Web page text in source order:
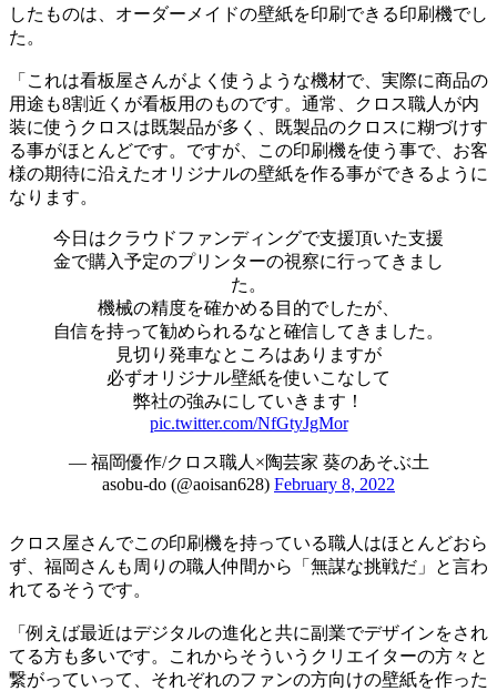
したものは、オーダーメイドの壁紙を印刷できる印刷機でし
た。
「これは看板屋さんがよく使うような機材で、実際に商品の
用途も8割近くが看板用のものです。通常、クロス職人が内
装に使うクロスは既製品が多く、既製品のクロスに糊づけす
る事がほとんどです。ですが、この印刷機を使う事で、お客
様の期待に沿えたオリジナルの壁紙を作る事ができるように
なります。
今日はクラウドファンディングで支援頂いた支援
金で購入予定のプリンターの視察に行ってきまし
た。
機械の精度を確かめる目的でしたが、
自信を持って勧められるなと確信してきました。
見切り発車なところはありますが
必ずオリジナル壁紙を使いこなして
弊社の強みにしていきます！
pic.twitter.com/NfGtyJgMor
— 福岡優作/クロス職人×陶芸家 葵のあそぶ土
asobu-do (@aoisan628) February 8, 2022
クロス屋さんでこの印刷機を持っている職人はほとんどおら
ず、福岡さんも周りの職人仲間から「無謀な挑戦だ」と言わ
れてるそうです。
「例えば最近はデジタルの進化と共に副業でデザインをされ
てる方も多いです。これからそういうクリエイターの方々と
繋がっていって、それぞれのファンの方向けの壁紙を作った